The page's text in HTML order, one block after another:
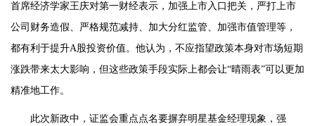
首席经济学家王庆对第一财经表示，加强上市入口把关，严打上市
公司财务造假、严格规范减持、加大分红监管、加强市值管理等，
都有利于提升A股投资价值。他认为，不应指望政策本身对市场短期
涨跌带来太大影响，但这些政策手段实际上都会让“晴雨表”可以更加
精准地工作。
此次新政中，证监会重点点名要摒弃明星基金经理现象，强